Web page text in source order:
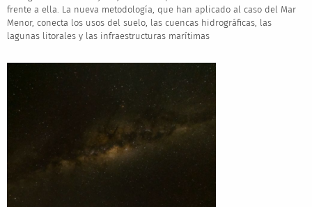
frente a ella. La nueva metodología, que han aplicado al caso del Mar
Menor, conecta los usos del suelo, las cuencas hidrográficas, las
lagunas litorales y las infraestructuras marítimas